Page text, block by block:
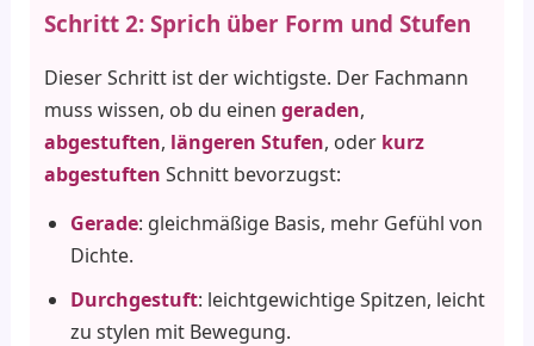
Schritt 2: Sprich über Form und Stufen
Dieser Schritt ist der wichtigste. Der Fachmann
muss wissen, ob du einengeraden,
abgestuften, längeren Stufen, oder kurz
abgestuften Schnitt bevorzugst:
Gerade: gleichmäßige Basis, mehr Gefühl von
Dichte.
Durchgestuft: leichtgewichtige Spitzen, leicht
zu stylen mit Bewegung.